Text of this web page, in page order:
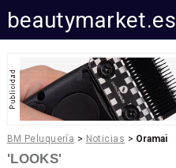
beautymarket.es
BM Peluquería > Noticias > Oramai
'LOOKS'